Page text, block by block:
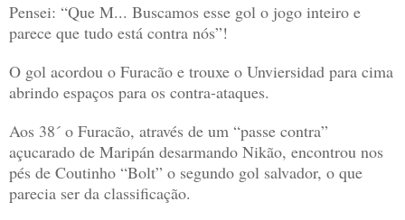
Pensei: “Que M... Buscamos esse gol o jogo inteiro e
parece que tudo está contra nós”!
O gol acordou o Furacão e trouxe o Unviersidad para cima
abrindo espaços para os contra-ataques.
Aos 38´ o Furacão, através de um “passe contra”
açucarado de Maripán desarmando Nikão, encontrou nos
pés de Coutinho “Bolt” o segundo gol salvador, o que
parecia ser da classificação.